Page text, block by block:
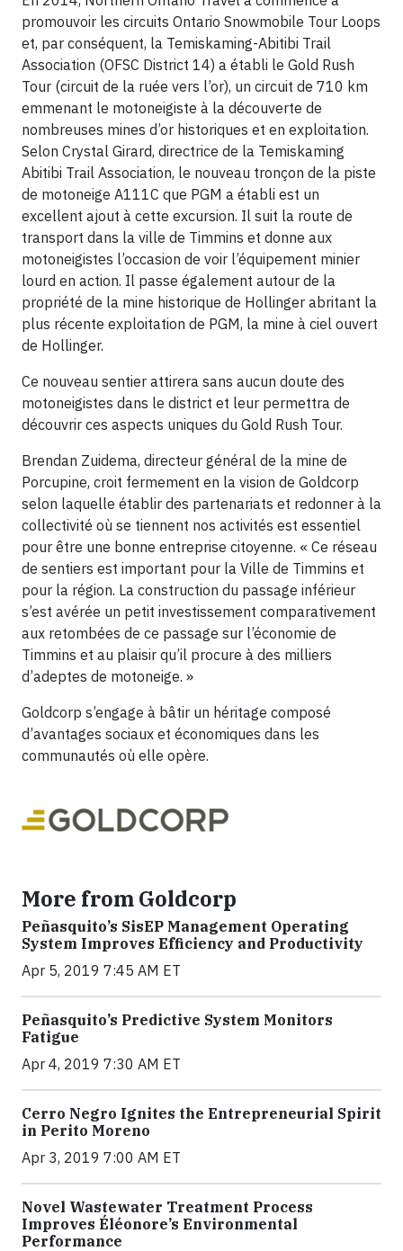
promouvoir les circuits Ontario Snowmobile Tour Loops
et, par conséquent, la Temiskaming-Abitibi Trail
Association (OFSC District 14) a établi le Gold Rush
Tour (circuit de la ruée vers l’or), un circuit de 710 km
emmenant le motoneigiste à la découverte de
nombreuses mines d’or historiques et en exploitation.
Selon Crystal Girard, directrice de la Temiskaming
Abitibi Trail Association, le nouveau tronçon de la piste
de motoneige A111C que PGM a établi est un
excellent ajout à cette excursion. Il suit la route de
transport dans la ville de Timmins et donne aux
motoneigistes l’occasion de voir l’équipement minier
lourd en action. Il passe également autour de la
propriété de la mine historique de Hollinger abritant la
plus récente exploitation de PGM, la mine à ciel ouvert
de Hollinger.
Ce nouveau sentier attirera sans aucun doute des
motoneigistes dans le district et leur permettra de
découvrir ces aspects uniques du Gold Rush Tour.
Brendan Zuidema, directeur général de la mine de
Porcupine, croit fermement en la vision de Goldcorp
selon laquelle établir des partenariats et redonner à la
collectivité où se tiennent nos activités est essentiel
pour être une bonne entreprise citoyenne. « Ce réseau
de sentiers est important pour la Ville de Timmins et
pour la région. La construction du passage inférieur
s’est avérée un petit investissement comparativement
aux retombées de ce passage sur l’économie de
Timmins et au plaisir qu’il procure à des milliers
d’adeptes de motoneige. »
Goldcorp s’engage à bâtir un héritage composé
d’avantages sociaux et économiques dans les
communautés où elle opère.
More from Goldcorp
Peñasquito’s SisEP Management Operating
System Improves Efficiency and Productivity
Apr 5, 2019 7:45 AM ET
Peñasquito’s Predictive System Monitors
Fatigue
Apr 4, 2019 7:30 AM ET
Cerro Negro Ignites the Entrepreneurial Spirit
in Perito Moreno
Apr 3, 2019 7:00 AM ET
Novel Wastewater Treatment Process
Improves Éléonore’s Environmental
Performance